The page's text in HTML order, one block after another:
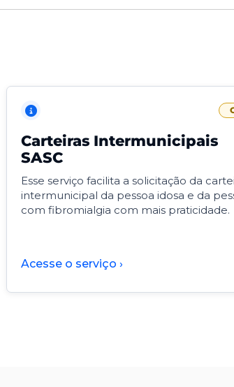
Carteiras Intermunicipais
SASC
Esse serviço facilita a solicitação da
intermunicipal da pessoa idosa e da
com fibromialgia com mais praticidade.
Acesse o serviço ›